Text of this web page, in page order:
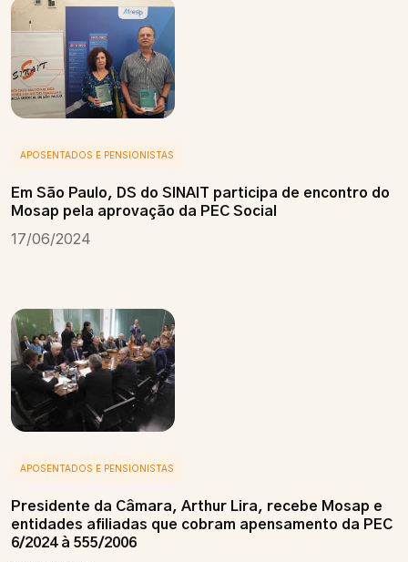
APOSENTADOS E PENSIONISTAS
Em São Paulo, DS do SINAIT participa de encontro do
Mosap pela aprovação da PEC Social
17/06/2024
APOSENTADOS E PENSIONISTAS
Presidente da Câmara, Arthur Lira, recebe Mosap e
entidades afiliadas que cobram apensamento da PEC
6/2024 à 555/2006